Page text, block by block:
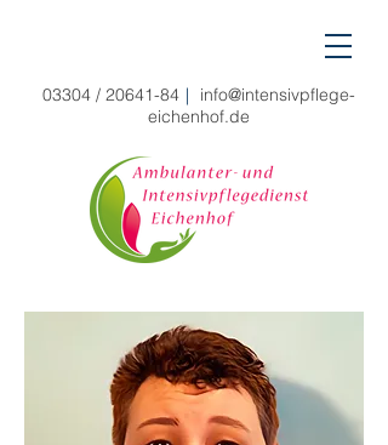
03304 /20641-84 |
info@intensivpflege-
eichenhof.de